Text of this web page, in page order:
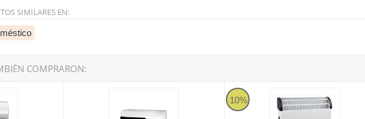
SIMILARES EN:
COMPRARON:
MiniClima 2000W - Color Blanco
Calefactor split cerámico de pared 1000-2000W + Mando distancia
10%
Calefactor convector eléctrico